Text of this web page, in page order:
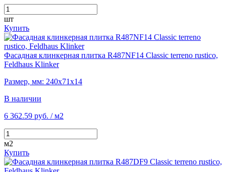
шт
Купить
Фасадная клинкерная плитка R487NF14 Classic terreno rustico,
Feldhaus Klinker
Размер, мм: 240х71х14
В наличии
6 362.59 руб. / м2
м2
Купить